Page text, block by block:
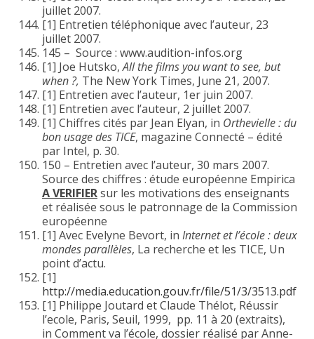
juillet 2007.
[1] Entretien téléphonique avec l’auteur, 23
juillet 2007.
145 – Source : www.audition-infos.org
[1] Joe Hutsko,All the films you want to see, but
when ?, The New York Times, June 21, 2007.
[1] Entretien avec l’auteur, 1er juin 2007.
[1] Entretien avec l’auteur, 2 juillet 2007.
[1] Chiffres cités par Jean Elyan, in Orthevielle : du
bon usage des TICE, magazine Connecté – édité
par Intel, p. 30.
150 – Entretien avec l’auteur, 30 mars 2007.
Source des chiffres : étude européenne Empirica
A VERIFIERsur les motivations des enseignants
et réalisée sous le patronnage de la Commission
européenne
[1] Avec Evelyne Bevort, in Internet et l’école : deux
mondes parallèles, La recherche et les TICE, Un
point d’actu.
[1]
http://media.education.gouv.fr/file/51/3/3513.pdf
[1] Philippe Joutard et Claude Thélot, Réussir
l’ecole, Paris, Seuil, 1999, pp. 11 à 20 (extraits),
in Comment va l’école, dossier réalisé par Anne-